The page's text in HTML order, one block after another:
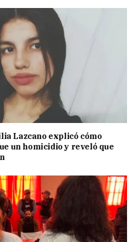
Lazcano explicó cómo
un homicidio y reveló que